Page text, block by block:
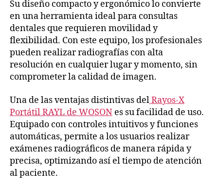
Su diseño compacto y ergonómico lo convierte
en una herramienta ideal para consultas
dentales que requieren movilidad y
flexibilidad. Con este equipo, los profesionales
pueden realizar radiografías con alta
resolución en cualquier lugar y momento, sin
comprometer la calidad de imagen.
Una de las ventajas distintivas delRayos-X
Portátil RAYL de WOSON es su facilidad de uso.
Equipado con controles intuitivos y funciones
automáticas, permite a los usuarios realizar
exámenes radiográficos de manera rápida y
precisa, optimizando así el tiempo de atención
al paciente.